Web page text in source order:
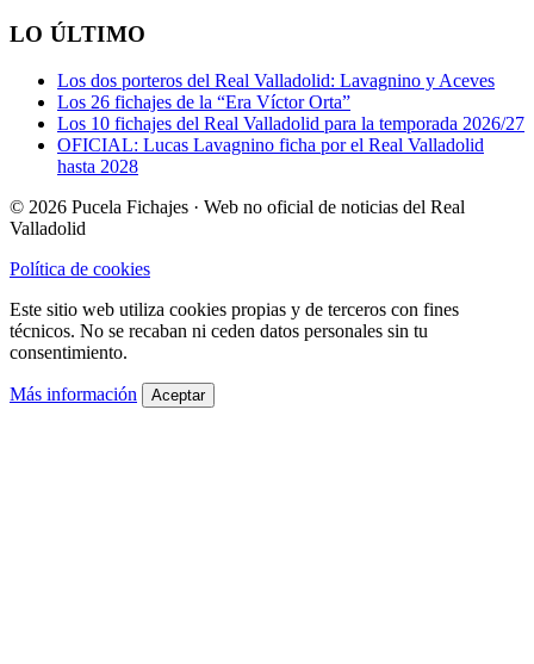
LO ÚLTIMO
Los dos porteros del Real Valladolid: Lavagnino y Aceves
Los 26 fichajes de la “Era Víctor Orta”
Los 10 fichajes del Real Valladolid para la temporada 2026/27
OFICIAL: Lucas Lavagnino ficha por el Real Valladolid
hasta 2028
© 2026 Pucela Fichajes · Web no oficial de noticias del Real
Valladolid
Política de cookies
Este sitio web utiliza cookies propias y de terceros con fines
técnicos. No se recaban ni ceden datos personales sin tu
consentimiento.
Más información Aceptar